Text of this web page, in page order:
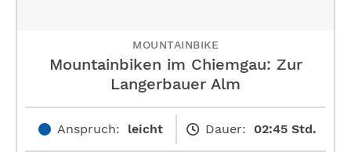
MOUNTAINBIKE
Mountainbiken im Chiemgau: Zur
Langerbauer Alm
Anspruch: leicht Dauer: 02:45 Std.